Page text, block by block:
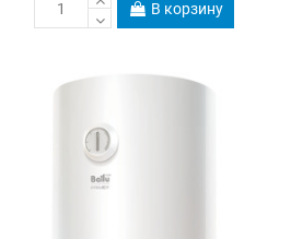
В корзину